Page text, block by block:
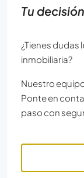
Tu
¿Tienes
inmobiliaria?
Nuestro
Ponte en
paso con